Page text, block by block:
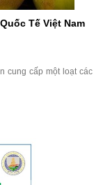
Tế Việt Nam
cung cấp một loạt các